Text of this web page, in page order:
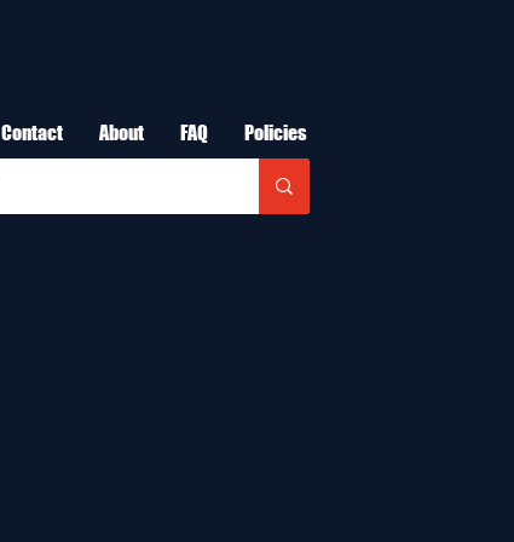
Contact About FAQ Policies